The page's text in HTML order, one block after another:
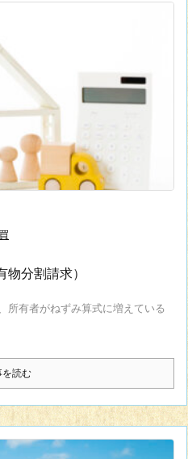
分割請求）
有者がねずみ算式に増えている
を読む